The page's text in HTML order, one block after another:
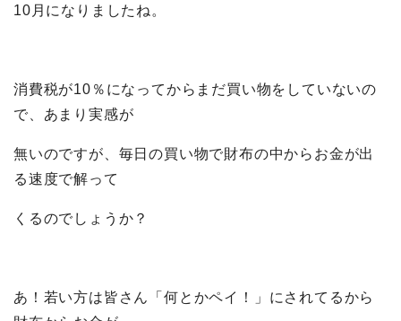
10月になりましたね。
消費税が10％になってからまだ買い物をしていないの
で、あまり実感が
無いのですが、毎日の買い物で財布の中からお金が出
る速度で解って
くるのでしょうか？
あ！若い方は皆さん「何とかペイ！」にされてるから